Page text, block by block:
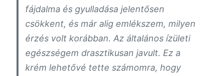
fájdalma és gyulladása jelentősen
csökkent, és már alig emlékszem, milyen
érzés volt korábban. Az általános ízületi
egészségem drasztikusan javult. Ez a
krém lehetővé tette számomra, hogy